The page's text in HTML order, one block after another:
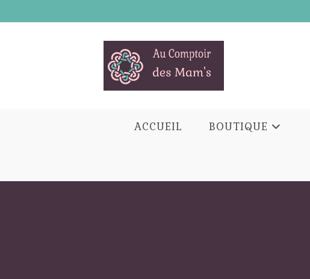
to
ACCUEIL BOUTIQUE